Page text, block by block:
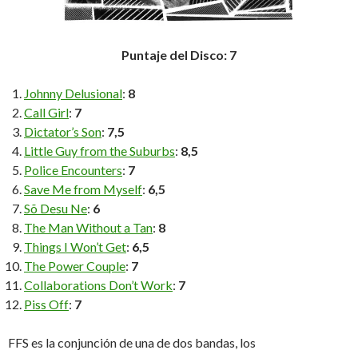
Puntaje del Disco: 7
Johnny Delusional: 8
Call Girl: 7
Dictator’s Son: 7,5
Little Guy from the Suburbs: 8,5
Police Encounters: 7
Save Me from Myself: 6,5
Sõ Desu Ne: 6
The Man Without a Tan: 8
Things I Won’t Get: 6,5
The Power Couple: 7
Collaborations Don’t Work: 7
Piss Off: 7
FFS es la conjunción de una de dos bandas, los